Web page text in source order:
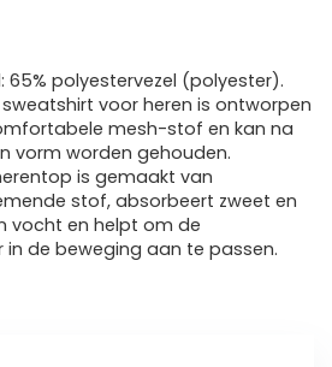
polyestervezel (polyester).
voor heren is ontworpen
mesh-stof en kan na
vorm worden gehouden.
is gemaakt van
stof, absorbeert zweet en
vocht en helpt om de
de beweging aan te passen.